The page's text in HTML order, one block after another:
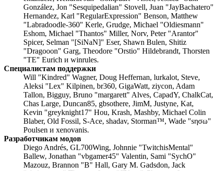
González, Jon "Sesquipedalian" Stovell, Juan "JayBachatero"
Hernandez, Karl "RegularExpression" Benson, Matthew
"Labradoodle-360" Kerle, Grudge, Michael "Oldiesmann"
Eshom, Michael "Thantos" Miller, Norv, Peter "Arantor"
Spicer, Selman "[SiNaN]" Eser, Shawn Bulen, Shitiz
"Dragooon" Garg, Theodore "Orstio" Hildebrandt, Thorsten
"TE" Eurich и winrules.
Специалистам поддержки
Will "Kindred" Wagner, Doug Heffernan, lurkalot, Steve,
Aleksi "Lex" Kilpinen, br360, GigaWatt, ziycon, Adam
Tallon, Bigguy, Bruno "margarett" Alves, CapadY, ChalkCat,
Chas Large, Duncan85, gbsothere, JimM, Justyne, Kat,
Kevin "greyknight17" Hou, Krash, Mashby, Michael Colin
Blaber, Old Fossil, S-Ace, shadav, Storman™, Wade "sησω"
Poulsen и xenovanis.
Разработчикам модов
Diego Andrés, GL700Wing, Johnnie "TwitchisMental"
Ballew, Jonathan "vbgamer45" Valentin, Sami "SychO"
Mazouz, Brannon "B" Hall, Gary M. Gadsdon, Jack